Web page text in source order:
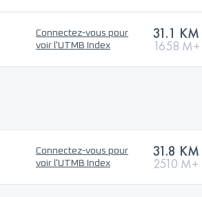
Connectez-vous pour
voir l'UTMB Index
31.1 KM
1658 M+
Connectez-vous pour
voir l'UTMB Index
31.8 KM
2510 M+